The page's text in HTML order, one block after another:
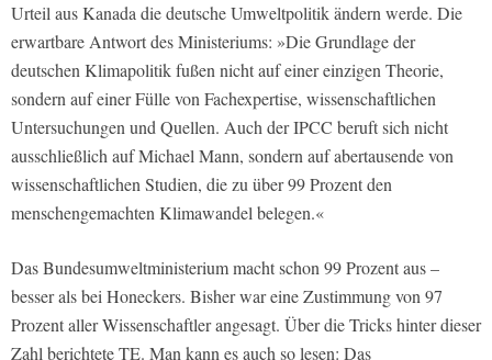
Urteil aus Kanada die deutsche Umweltpolitik ändern werde. Die
erwartbare Antwort des Ministeriums: »Die Grundlage der
deutschen Klimapolitik fußen nicht auf einer einzigen Theorie,
sondern auf einer Fülle von Fachexpertise, wissenschaftlichen
Untersuchungen und Quellen. Auch der IPCC beruft sich nicht
ausschließlich auf Michael Mann, sondern auf abertausende von
wissenschaftlichen Studien, die zu über 99 Prozent den
menschengemachten Klimawandel belegen.«
Das Bundesumweltministerium macht schon 99 Prozent aus –
besser als bei Honeckers. Bisher war eine Zustimmung von 97
Prozent aller Wissenschaftler angesagt. Über die Tricks hinter dieser
Zahl berichtete TE. Man kann es auch so lesen: Das